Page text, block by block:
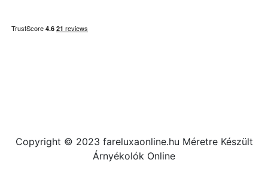
Copyright © 2023 fareluxaonline.hu Méretre Készült
Árnyékolók Online